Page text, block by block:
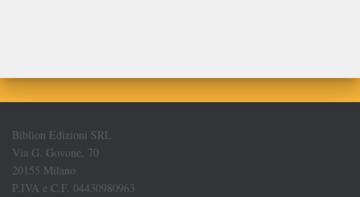
Biblion Edizioni SRL
Via G. Govone, 70
20155 Milano
P.IVA e C.F. 04430980963